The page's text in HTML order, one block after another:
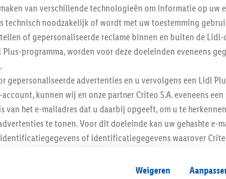
Blijf op de
Schrijf je in op de
van verschillende technologieën om informatie op uw
technisch noodzakelijk of wordt met uw toestemming
of gepersonaliseerde reclame binnen en buiten de Lidl-
programma, worden voor deze doeleinden eveneens
gepersonaliseerde advertenties en u vervolgens een Lidl
kunnen wij en onze partner Criteo S.A. eveneens
van het e-mailadres dat u daarbij opgeeft, om u te
te tonen. Voor dit doeleinde kan uw gehashte e-
of identificatiegegevens waarover
advertenties in het kader van retargeting, d.w.z. advertenties
Weigeren